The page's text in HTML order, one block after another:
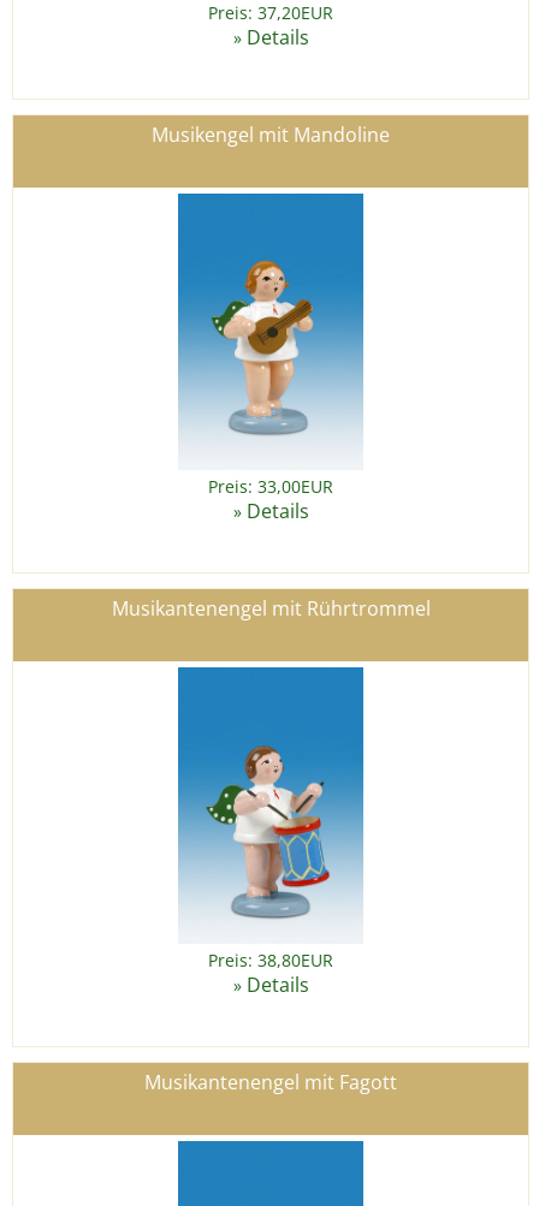
Preis: 37,20EUR
» Details
Musikengel mit Mandoline
Preis: 33,00EUR
» Details
Musikantenengel mit Rührtrommel
Preis: 38,80EUR
» Details
Musikantenengel mit Fagott